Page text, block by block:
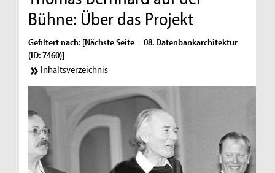
Bühne: Über das Projekt
Gefiltert nach: [Nächste Seite = 08. Datenbankarchitektur
(ID: 7460)]
Inhaltsverzeichnis